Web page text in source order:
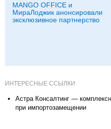
MANGO OFFICE и
МираЛоджик анонсировали
эксклюзивное партнерство
ИНТЕРЕСНЫЕ ССЫЛКИ
Астра Консалтинг —
при импортозамещении